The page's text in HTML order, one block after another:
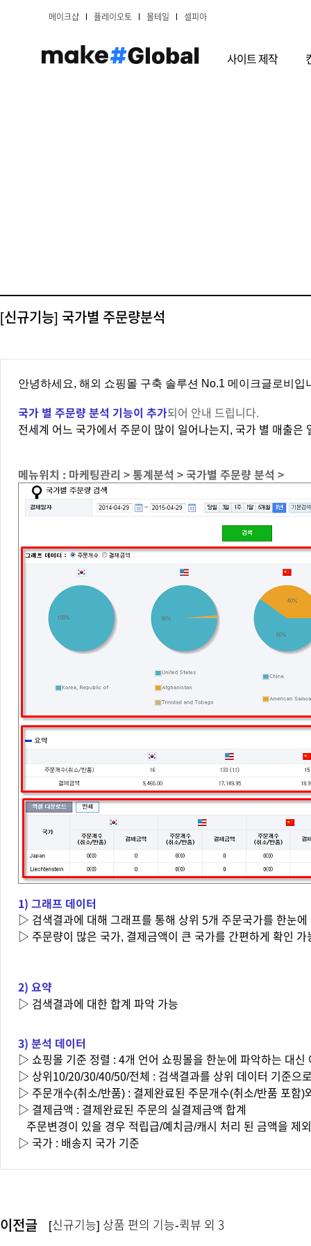
메이크샵 플레이오토 몰테일 셀피아
사이트 제작
[신규기능] 국가별 주문량분석
안녕하세요, 해외 쇼핑몰 구축 솔루션 No.1 메이크글로비입
국가 별 주문량 분석 기능이 추가되어 안내 드립니다.
전세계 어느 국가에서 주문이 많이 일어나는지, 국가 별 매출은
메뉴위치 : 마케팅관리 > 통계분석 > 국가별 주문량 분석 >
1) 그래프 데이터
▷ 검색결과에 대해 그래프를 통해 상위 5개 주문국가를 한눈에
▷ 주문량이 많은 국가, 결제금액이 큰 국가를 간편하게 확인 가
2) 요약
▷ 검색결과에 대한 합계 파악 가능
3) 분석 데이터
▷ 쇼핑몰 기준 정렬 : 4개 언어 쇼핑몰을 한눈에 파악하는 대
▷ 상위10/20/30/40/50/전체 : 검색결과를 상위 데이터 기준으
▷ 주문개수(취소/반품) : 결제완료된 주문개수(취소/반품 포함
▷ 결제금액 : 결제완료된 주문의 실결제금액 합계
주문변경이 있을 경우 적립급/예치금/캐시 처리 된 금액을 제
▷ 국가 : 배송지 국가 기준
이전글 [신규기능] 상품 편의 기능-퀵뷰 외 3